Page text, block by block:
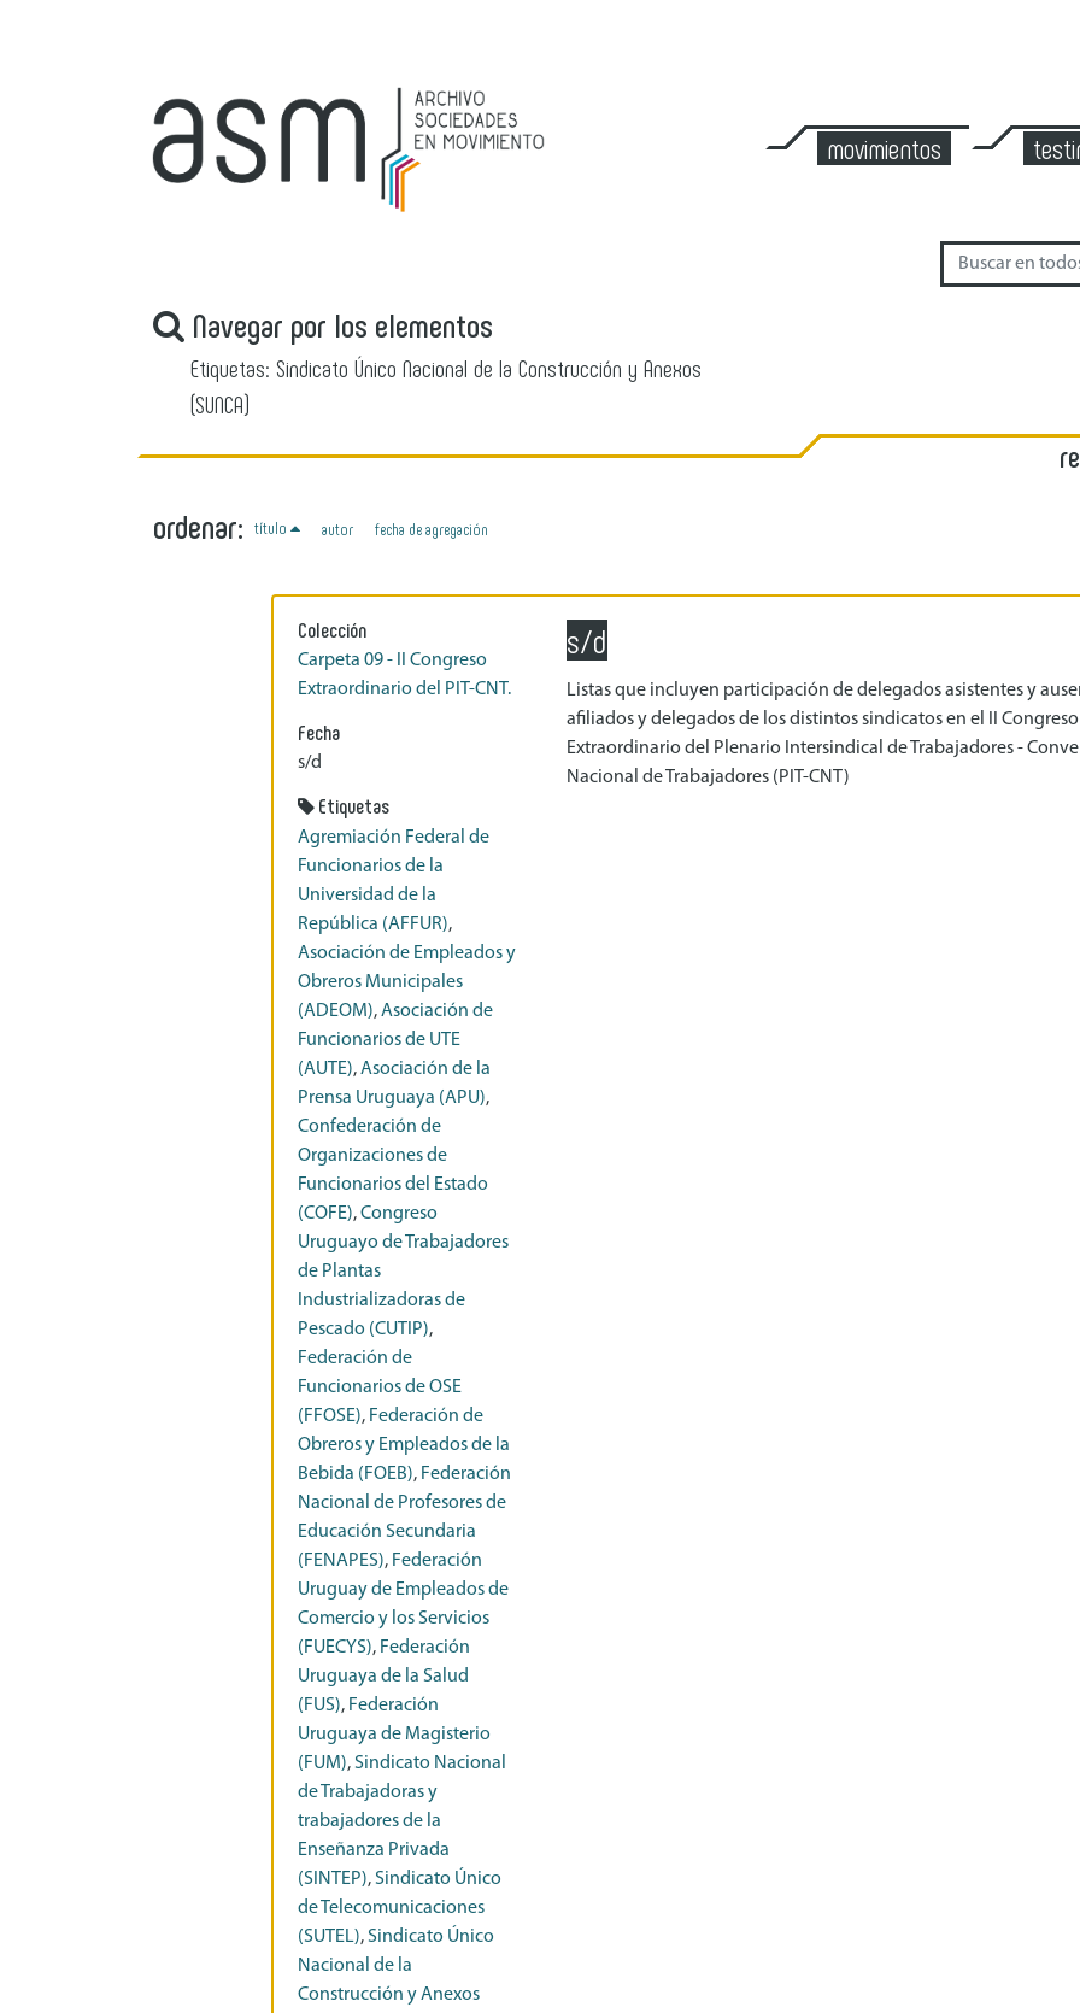
movimientos
Navegar por los elementos
Etiquetas: Sindicato Único Nacional de la Construcción y Anexos
(SUNCA)
ordenar: título autor fecha de agregación
Colección
Carpeta 09 - II Congreso
Extraordinario del PIT-CNT.
Fecha
s/d
Etiquetas
Agremiación Federal de
Funcionarios de la
Universidad de la
República (AFFUR),
Asociación de Empleados y
Obreros Municipales
(ADEOM),Asociación de
Funcionarios de UTE
(AUTE),Asociación de la
Prensa Uruguaya (APU),
Confederación de
Organizaciones de
Funcionarios del Estado
(COFE),Congreso
Uruguayo de Trabajadores
de Plantas
Industrializadoras de
Pescado (CUTIP),
Federación de
Funcionarios de OSE
(FFOSE), Federación de
Obreros y Empleados de la
Bebida (FOEB), Federación
Nacional de Profesores de
Educación Secundaria
(FENAPES), Federación
Uruguay de Empleados de
Comercio y los Servicios
(FUECYS), Federación
Uruguaya de la Salud
(FUS), Federación
Uruguaya de Magisterio
(FUM),Sindicato Nacional
de Trabajadoras y
trabajadores de la
Enseñanza Privada
(SINTEP),Sindicato Único
de Telecomunicaciones
(SUTEL),Sindicato Único
Nacional de la
Construcción y Anexos
s/d
Listas que incluyen participación de delegados asistentes y
afiliados y delegados de los distintos sindicatos en el II Congreso
Extraordinario del Plenario Intersindical de Trabajadores -
Nacional de Trabajadores (PIT-CNT)